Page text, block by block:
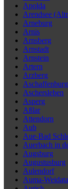
Apolda
Arendsee
Arneburg
Arnis
Arnsberg
Arnstadt
Arnstein
Artern
Arzberg
Aschaffenburg
Aschersleben
Asperg
Aßlar
Attendorn
Aub
Aue-Bad
Auerbach in
Augsburg
Augustusburg
Aulendorf
Auma-